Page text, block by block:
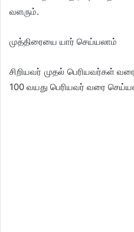
வளரும்.
முத்திரையை யார் செய்யலாம்
சிறியவர் முதல் பெரியவர்கள்
100 வயது பெரியவர் வரை